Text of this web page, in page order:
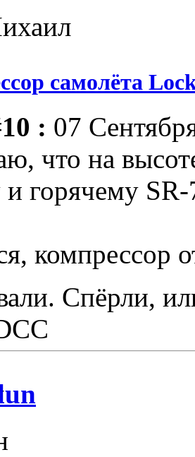
самолёта
: 07
что на
горячему
компрессор
Спёрли,